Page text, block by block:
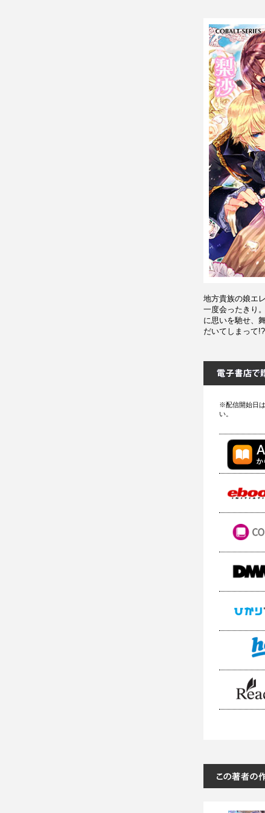
地方貴族の娘エ
一度会ったきり
に思いを馳せ、
だいてしまって
※配信開始日
い。